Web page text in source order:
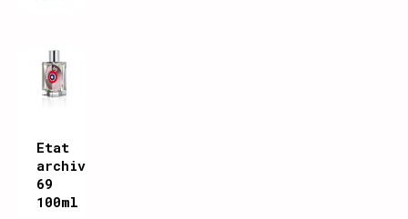
Etat
archives
69
100ml